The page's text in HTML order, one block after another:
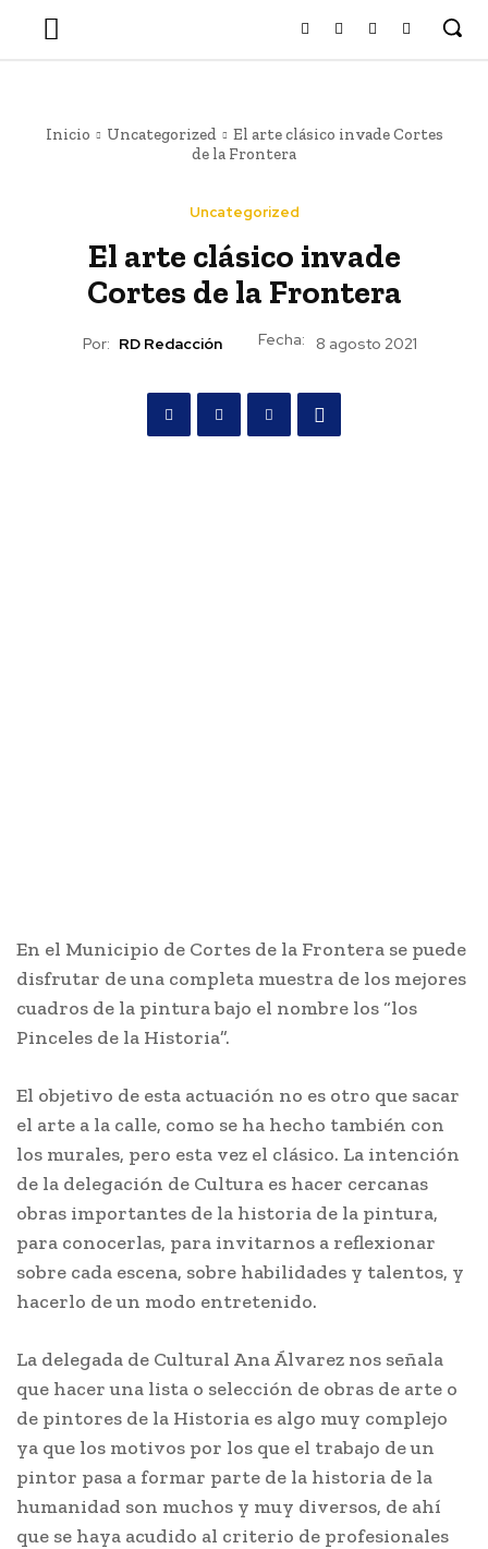
Inicio Uncategorized
El arte clásico invade Cortes
de la Frontera
Uncategorized
El arte clásico invade
Cortes de la Frontera
Por: RD Redacción Fecha: 8 agosto 2021
En el Municipio de Cortes de la Frontera se puede
disfrutar de una completa muestra de los mejores
cuadros de la pintura bajo el nombre los “los
Pinceles de la Historia”.
El objetivo de esta actuación no es otro que sacar
el arte a la calle, como se ha hecho también con
los murales, pero esta vez el clásico. La intención
de la delegación de Cultura es hacer cercanas
obras importantes de la historia de la pintura,
para conocerlas, para invitarnos a reflexionar
sobre cada escena, sobre habilidades y talentos, y
hacerlo de un modo entretenido.
La delegada de Cultural Ana Álvarez nos señala
que hacer una lista o selección de obras de arte o
de pintores de la Historia es algo muy complejo
ya que los motivos por los que el trabajo de un
pintor pasa a formar parte de la historia de la
humanidad son muchos y muy diversos, de ahí
que se haya acudido al criterio de profesionales